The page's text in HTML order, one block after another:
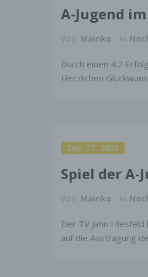
A-Jugend
Von Mainka in
Durch einen 4:2
Herzlichen
Sep. 27, 2025
Spiel der A-
Von Mainka in
Der TV Jahn
auf die Austragung